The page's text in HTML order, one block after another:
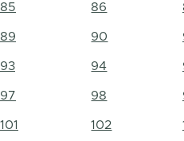
85 86
89 90
93 94
97 98
101 102